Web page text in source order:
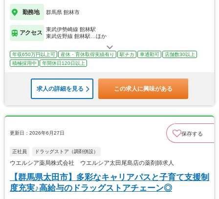
勤務地 群馬県 館林市
アクセス
東武伊勢崎線 館林駅
東武佐野線 館林駅…ほか
年収650万円以上可 産休・育休取得実績有り 駅チカ 車通勤可
店舗数30以上
積極採用中
年間休日120日以上
求人の詳細を見る この求人に興味がある
更新日：2026年6月27日 保存する
正社員 ドラッグストア（調剤併設）
ウエルシア薬局株式会社 ウエルシア太田尾島店の薬剤師求人
【群馬県太田市】多彩なキャリアパスと子育て支援制
度充実♪高給与のドラッグストアチェーン◎